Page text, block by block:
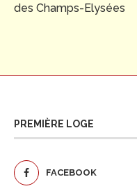
des Champs-Elysées
PREMIÈRE LOGE
FACEBOOK